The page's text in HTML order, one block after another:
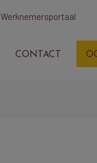
Werknemersportaal
CONTACT